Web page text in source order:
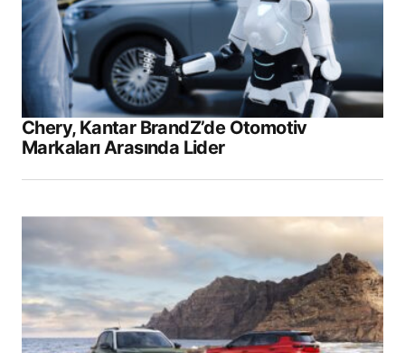
Chery, Kantar BrandZ’de Otomotiv
Markaları Arasında Lider